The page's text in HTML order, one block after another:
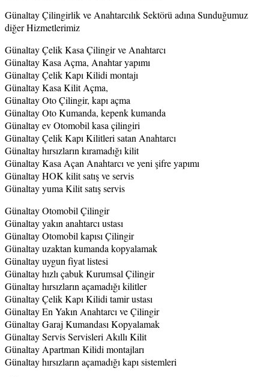
Günaltay Çilingirlik ve Anahtarcılık Sektörü adına Sunduğumuz
diğer Hizmetlerimiz
Günaltay Çelik Kasa Çilingir ve Anahtarcı
Günaltay Kasa Açma, Anahtar yapımı
Günaltay Çelik Kapı Kilidi montajı
Günaltay Kasa Kilit Açma,
Günaltay Oto Çilingir, kapı açma
Günaltay Oto Kumanda, kepenk kumanda
Günaltay ev Otomobil kasa çilingiri
Günaltay Çelik Kapı Kilitleri satan Anahtarcı
Günaltay hırsızların kıramadığı kilit
Günaltay Kasa Açan Anahtarcı ve yeni şifre yapımı
Günaltay HOK kilit satış ve servis
Günaltay yuma Kilit satış servis
Günaltay Otomobil Çilingir
Günaltay yakın anahtarcı ustası
Günaltay Otomobil kapısı Çilingir
Günaltay uzaktan kumanda kopyalamak
Günaltay uygun fiyat listesi
Günaltay hızlı çabuk Kurumsal Çilingir
Günaltay hırsızların açamadığı kilitler
Günaltay Çelik Kapı Kilidi tamir ustası
Günaltay En Yakın Anahtarcı ve Çilingir
Günaltay Garaj Kumandası Kopyalamak
Günaltay Servis Servisleri Akıllı Kilit
Günaltay Apartman Kilidi montajları
Günaltay hırsızların açamadığı kapı sistemleri